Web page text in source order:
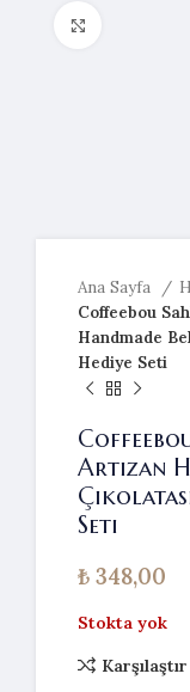
Ana Sayfa
Coffeebou
Handmade
Hediye Seti
Artizan
Seti
₺ 348,00
Stokta yok
Karşılaştır